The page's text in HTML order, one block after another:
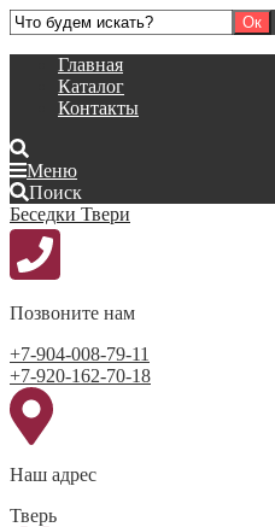
Главная
Каталог
Контакты
Меню
Поиск
Беседки Твери
Позвоните нам
+7-904-008-79-11
+7-920-162-70-18
Наш адрес
Тверь